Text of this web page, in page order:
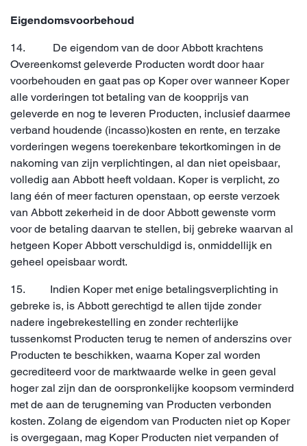
Eigendomsvoorbehoud
14. De eigendom van de door Abbott krachtens
Overeenkomst geleverde Producten wordt door haar
voorbehouden en gaat pas op Koper over wanneer Koper
alle vorderingen tot betaling van de koopprijs van
geleverde en nog te leveren Producten, inclusief daarmee
verband houdende (incasso)kosten en rente, en terzake
vorderingen wegens toerekenbare tekortkomingen in de
nakoming van zijn verplichtingen, al dan niet opeisbaar,
volledig aan Abbott heeft voldaan. Koper is verplicht, zo
lang één of meer facturen openstaan, op eerste verzoek
van Abbott zekerheid in de door Abbott gewenste vorm
voor de betaling daarvan te stellen, bij gebreke waarvan al
hetgeen Koper Abbott verschuldigd is, onmiddellijk en
geheel opeisbaar wordt.
15. Indien Koper met enige betalingsverplichting in
gebreke is, is Abbott gerechtigd te allen tijde zonder
nadere ingebrekestelling en zonder rechterlijke
tussenkomst Producten terug te nemen of anderszins over
Producten te beschikken, waarna Koper zal worden
gecrediteerd voor de marktwaarde welke in geen geval
hoger zal zijn dan de oorspronkelijke koopsom verminderd
met de aan de terugneming van Producten verbonden
kosten. Zolang de eigendom van Producten niet op Koper
is overgegaan, mag Koper Producten niet verpanden of